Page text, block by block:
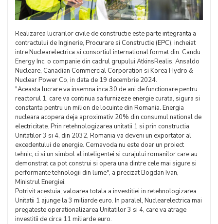
Realizarea lucrarilor civile de constructie este parte integranta a
contractului de Inginerie, Procurare si Constructie (EPC), incheiat
intre Nuclearelectrica si consortiul international format din: Candu
Energy Inc. o companie din cadrul grupului AtkinsRealis, Ansaldo
Nucleare, Canadian Commercial Corporation si Korea Hydro &
Nuclear Power Co, in data de 19 decembrie 2024.
"Aceasta lucrare va insemna inca 30 de ani de functionare pentru
reactorul 1, care va continua sa furnizeze energie curata, sigura si
constanta pentru un milion de locuinte din Romania. Energia
nucleara acopera deja aproximativ 20% din consumul national de
electricitate. Prin retehnologizarea unitatii 1 si prin constructia
Unitatilor 3 si 4, din 2032, Romania va deveni un exportator al
excedentului de energie. Cernavoda nu este doar un proiect
tehnic, ci si un simbol al inteligentei si curajului romanilor care au
demonstrat ca pot construi si opera una dintre cele mai sigure si
performante tehnologii din lume", a precizat Bogdan Ivan,
Ministrul Energiei.
Potrivit acestuia, valoarea totala a investitiei in retehnologizarea
Unitatii 1 ajunge la 3 miliarde euro. In paralel, Nuclearelectrica mai
pregateste operationalizarea Unitatilor 3 si 4, care va atrage
investitii de circa 11 miliarde euro.